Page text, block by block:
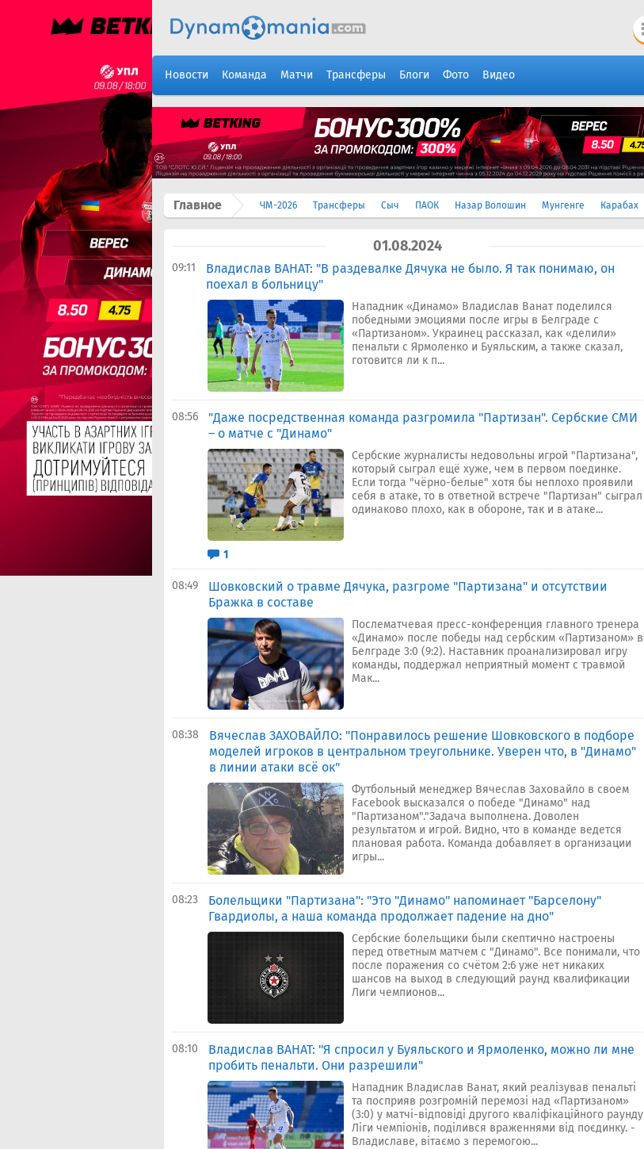
Новости Команда Матчи Трансферы Блоги Фото Видео
Главное ЧМ-2026 Трансферы Сыч ПАОК Назар Волошин Мунгенге Карабах
01.08.2024
09:11
Владислав ВАНАТ: "В раздевалке Дячука не было. Я так понимаю, он
поехал в больницу"
Нападник «Динамо» Владислав Ванат поделился
победными эмоциями после игры в Белграде с
«Партизаном». Украинец рассказал, как «делили»
пенальти с Ярмоленко и Буяльским, а также сказал,
готовится ли к п...
08:56
"Даже посредственная команда разгромила "Партизан". Сербские СМИ
– о матче с "Динамо"
Сербские журналисты недовольны игрой "Партизана",
который сыграл ещё хуже, чем в первом поединке.
Если тогда "чёрно-белые" хотя бы неплохо проявили
себя в атаке, то в ответной встрече "Партизан" сыграл
одинаково плохо, как в обороне, так и в атаке...
1
08:49
Шовковский о травме Дячука, разгроме "Партизана" и отсутствии
Бражка в составе
Послематчевая пресс-конференция главного тренера
«Динамо» после победы над сербским «Партизаном» в
Белграде 3:0 (9:2). Наставник проанализировал игру
команды, поддержал неприятный момент с травмой
Мак...
08:38
Вячеслав ЗАХОВАЙЛО: "Понравилось решение Шовковского в подборе
моделей игроков в центральном треугольнике. Уверен что, в "Динамо"
в линии атаки всё ок"
Футбольный менеджер Вячеслав Заховайло в своем
Facebook высказался о победе "Динамо" над
"Партизаном"."Задача выполнена. Доволен
результатом и игрой. Видно, что в команде ведется
плановая работа. Команда добавляет в организации
игры...
08:23
Болельщики "Партизана": "Это "Динамо" напоминает "Барселону"
Гвардиолы, а наша команда продолжает падение на дно"
Сербские болельщики были скептично настроены
перед ответным матчем с "Динамо". Все понимали, что
после поражения со счётом 2:6 уже нет никаких
шансов на выход в следующий раунд квалификации
Лиги чемпионов...
08:10
Владислав ВАНАТ: "Я спросил у Буяльского и Ярмоленко, можно ли мне
пробить пенальти. Они разрешили"
Нападник Владислав Ванат, який реалізував пенальті
та посприяв розгромній перемозі над «Партизаном»
(3:0) у матчі-відповіді другого кваліфікаційного раунду
Ліги чемпіонів, поділився враженнями від поєдинку. -
Владиславе, вітаємо з перемогою...